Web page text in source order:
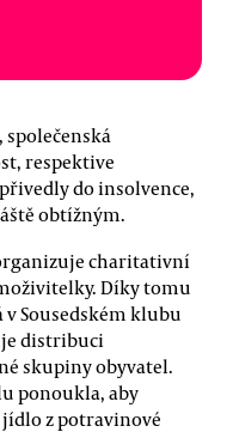
respektive
do insolvence,
obtížným.
charitativní
Díky tomu
Sousedském klubu
distribuci
skupiny obyvatel.
ponoukla, aby
z potravinové